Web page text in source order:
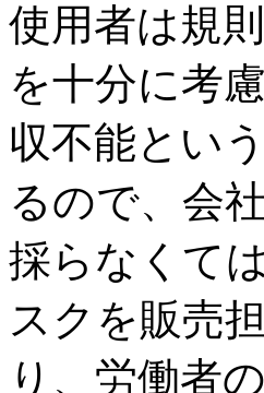
使用者は規
を十分に考
収不能とい
るので、会
採らなくて
スクを販売
り、労働者